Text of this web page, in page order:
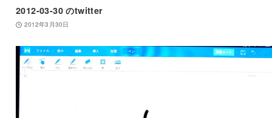
2012-03-30 のtwitter
2012年3月30日